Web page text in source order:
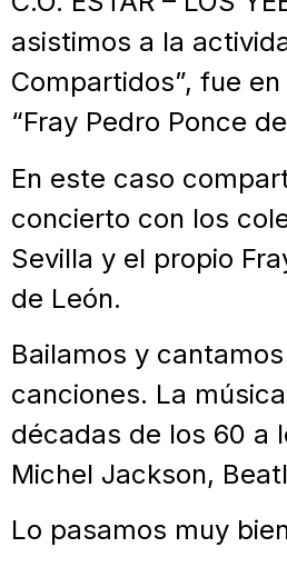
asistimos a la
Compartidos”, fue en
“Fray Pedro Ponce
En este caso
concierto con los
Sevilla y el propio
de León.
Bailamos y
canciones. La
décadas de los 60 a
Michel Jackson,
Lo pasamos muy